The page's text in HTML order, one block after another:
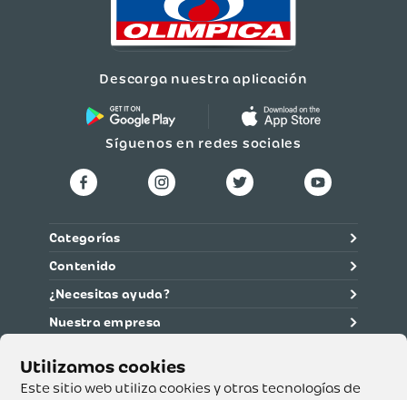
Este sitio web utiliza cookies y otras tecnologías de
Descarga nuestra aplicación
Síguenos en redes sociales
Categorías
Contenido
¿Necesitas ayuda?
Nuestra empresa